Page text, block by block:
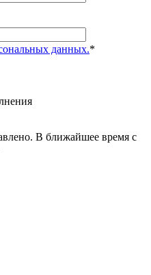
данных.*
В ближайшее время с